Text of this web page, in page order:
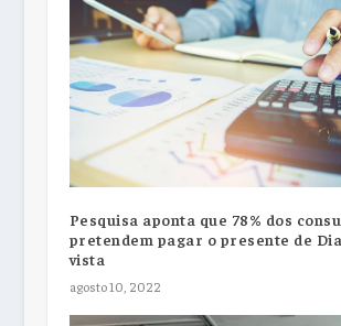
Pesquisa aponta que 78% dos
pretendem pagar o presente de
vista
agosto 10, 2022